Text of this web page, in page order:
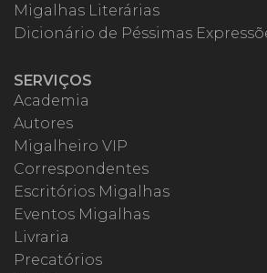
Migalhas Literárias
Dicionário de Péssimas
SERVIÇOS
Academia
Autores
Migalheiro VIP
Correspondentes
Escritórios Migalhas
Eventos Migalhas
Livraria
Precatórios